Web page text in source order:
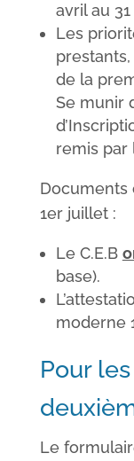
avril au
Les
de la
Se munir
remis par
Documents
1er juillet :
Le C.E.B
base).
moderne
Pour
Le